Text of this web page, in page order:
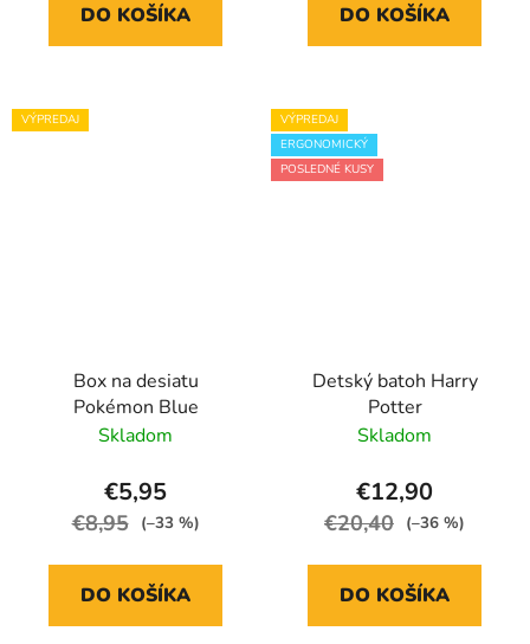
DO KOŠÍKA DO KOŠÍKA
VÝPREDAJ
Box na desiatu
Pokémon Blue
Skladom
€5,95
€8,95 (–33 %)
DO KOŠÍKA
VÝPREDAJ
ERGONOMICKÝ
POSLEDNÉ KUSY
Detský batoh Harry
Potter
Skladom
€12,90
€20,40 (–36 %)
DO KOŠÍKA